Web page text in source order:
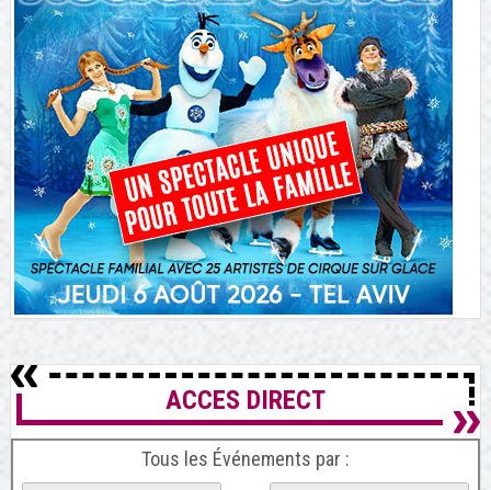
ACCES DIRECT
Tous les Événements par :